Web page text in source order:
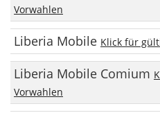
Vorwahlen
Liberia Mobile Klick für
Liberia Mobile Comium
Vorwahlen